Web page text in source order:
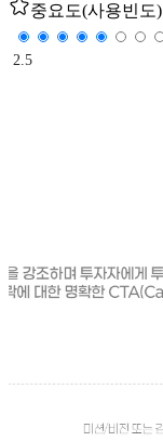
중요도(사용빈도)
2.5